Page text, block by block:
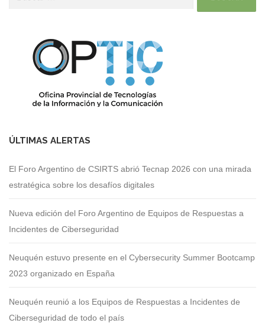
ÚLTIMAS ALERTAS
El Foro Argentino de CSIRTS abrió Tecnap 2026 con una mirada
estratégica sobre los desafíos digitales
Nueva edición del Foro Argentino de Equipos de Respuestas a
Incidentes de Ciberseguridad
Neuquén estuvo presente en el Cybersecurity Summer Bootcamp
2023 organizado en España
Neuquén reunió a los Equipos de Respuestas a Incidentes de
Ciberseguridad de todo el país